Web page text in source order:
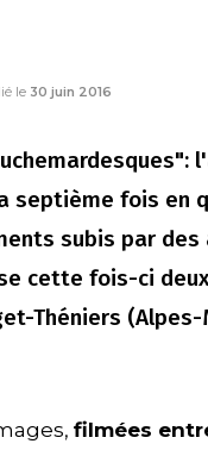
le 30 juin 2016
septième fois en
subis par
cette fois-ci
Théniers
filmées